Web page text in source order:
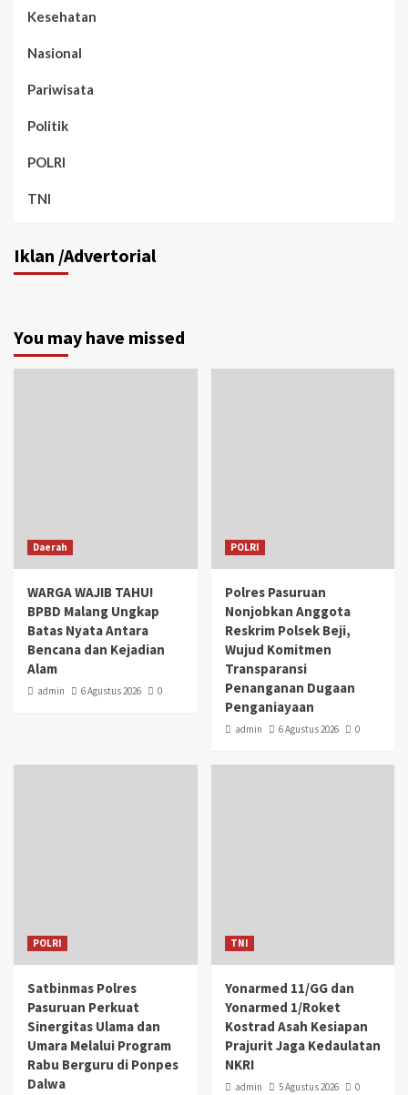
Kesehatan
Nasional
Pariwisata
Politik
POLRI
TNI
Iklan /Advertorial
You may have missed
Daerah
WARGA WAJIB TAHU!
BPBD Malang Ungkap
Batas Nyata Antara
Bencana dan Kejadian
Alam
admin 6 Agustus 2026 0
POLRI
Polres Pasuruan
Nonjobkan Anggota
Reskrim Polsek Beji,
Wujud Komitmen
Transparansi
Penanganan Dugaan
Penganiayaan
admin 6 Agustus 2026 0
POLRI
Satbinmas Polres
Pasuruan Perkuat
Sinergitas Ulama dan
Umara Melalui Program
Rabu Berguru di Ponpes
Dalwa
TNI
Yonarmed 11/GG dan
Yonarmed 1/Roket
Kostrad Asah Kesiapan
Prajurit Jaga Kedaulatan
NKRI
admin 5 Agustus 2026 0